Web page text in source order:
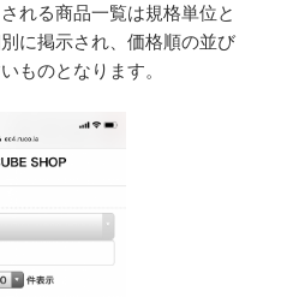
れる商品一覧は規格単位と
に掲示され、価格順の並び
ものとなります。